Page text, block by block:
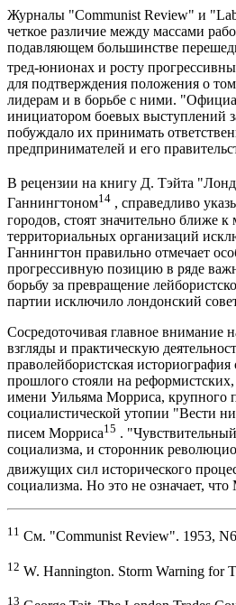
Журналы "Communist Review" и
четкое различие между массами
подавляющем большинстве
тред-юнионах и росту
для подтверждения положения о
лидерам и в борьбе с ними.
инициатором боевых выступлений
побуждало их принимать
предпринимателей и его
В рецензии на книгу Д. Тэйта
Ганнингтоном14 , справедливо
городов, стоят значительно ближе
территориальных организаций
Ганнингтон правильно отмечает
прогрессивную позицию в ряде
борьбу за превращение
партии исключило лондонский
Сосредоточивая главное внимание
взгляды и практическую
праволейбористская
прошлого стояли на
имени Уильяма Морриса, крупного
социалистической утопии "Вести
писем Морриса15 .
социализма, и сторонник
движущих сил исторического
социализма. Но это не означает,
11 См. "Communist Review". 1953,
12 W. Hannington. Storm Warning for
13